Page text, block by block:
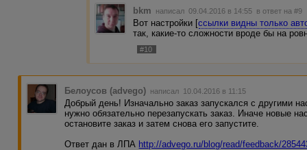
bkm написал 09.04.2016 в 14:55 в ответ на #9
Вот настройки [ссылки видны только
так, какие-то сложности вроде бы на
#10
Белоусов (advego) написал 10.04.2016 в 11:15
Добрый день! Изначально заказ запускался с другими
нужно обязательно перезапускать заказ. Иначе новые
остановите заказ и затем снова его запустите.
Ответ дан в ЛПА http://advego.ru/blog/read/feedback/